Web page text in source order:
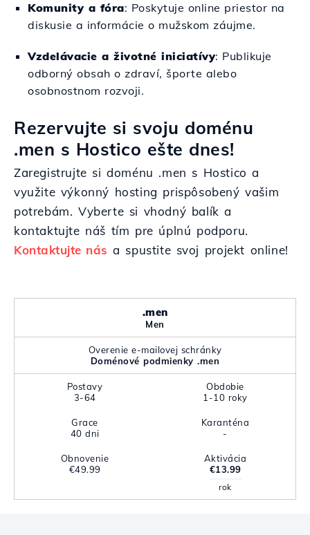
Komunity a fóra: Poskytuje online priestor na
diskusie a informácie o mužskom záujme.
Vzdelávacie a životné iniciatívy: Publikuje
odborný obsah o zdraví, športe alebo
osobnostnom rozvoji.
Rezervujte si svoju doménu
.men s Hostico ešte dnes!
Zaregistrujte si doménu .men s Hostico a
využite výkonný hosting prispôsobený vašim
potrebám. Vyberte si vhodný balík a
kontaktujte náš tím pre úplnú podporu.
Kontaktujte nás a spustite svoj projekt online!
.men
Men
Overenie e-mailovej schránky
Doménové podmienky .men
Postavy
3-64
Obdobie
1-10 roky
Grace
40 dni
Karanténa
-
Obnovenie
€49.99
Aktivácia
€13.99
rok